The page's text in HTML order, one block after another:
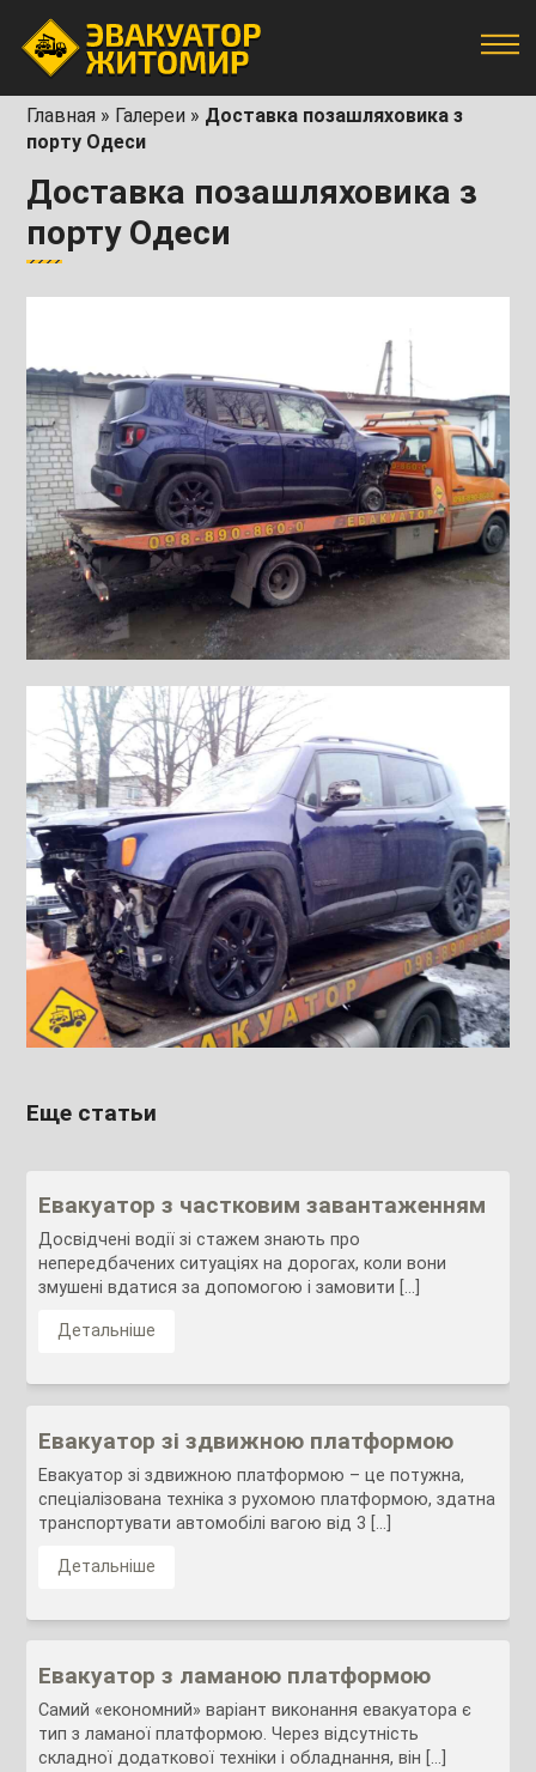
Главная » Галереи » Доставка позашляховика з
порту Одеси
Доставка позашляховика з
порту Одеси
Еще статьи
Евакуатор з частковим завантаженням
Досвідчені водії зі стажем знають про
непередбачених ситуаціях на дорогах, коли вони
змушені вдатися за допомогою і замовити […]
Детальніше
Евакуатор зі здвижною платформою
Евакуатор зі здвижною платформою – це потужна,
спеціалізована техніка з рухомою платформою, здатна
транспортувати автомобілі вагою від 3 […]
Детальніше
Евакуатор з ламаною платформою
Самий «економний» варіант виконання евакуатора є
тип з ламаної платформою. Через відсутність
складної додаткової техніки і обладнання, він […]